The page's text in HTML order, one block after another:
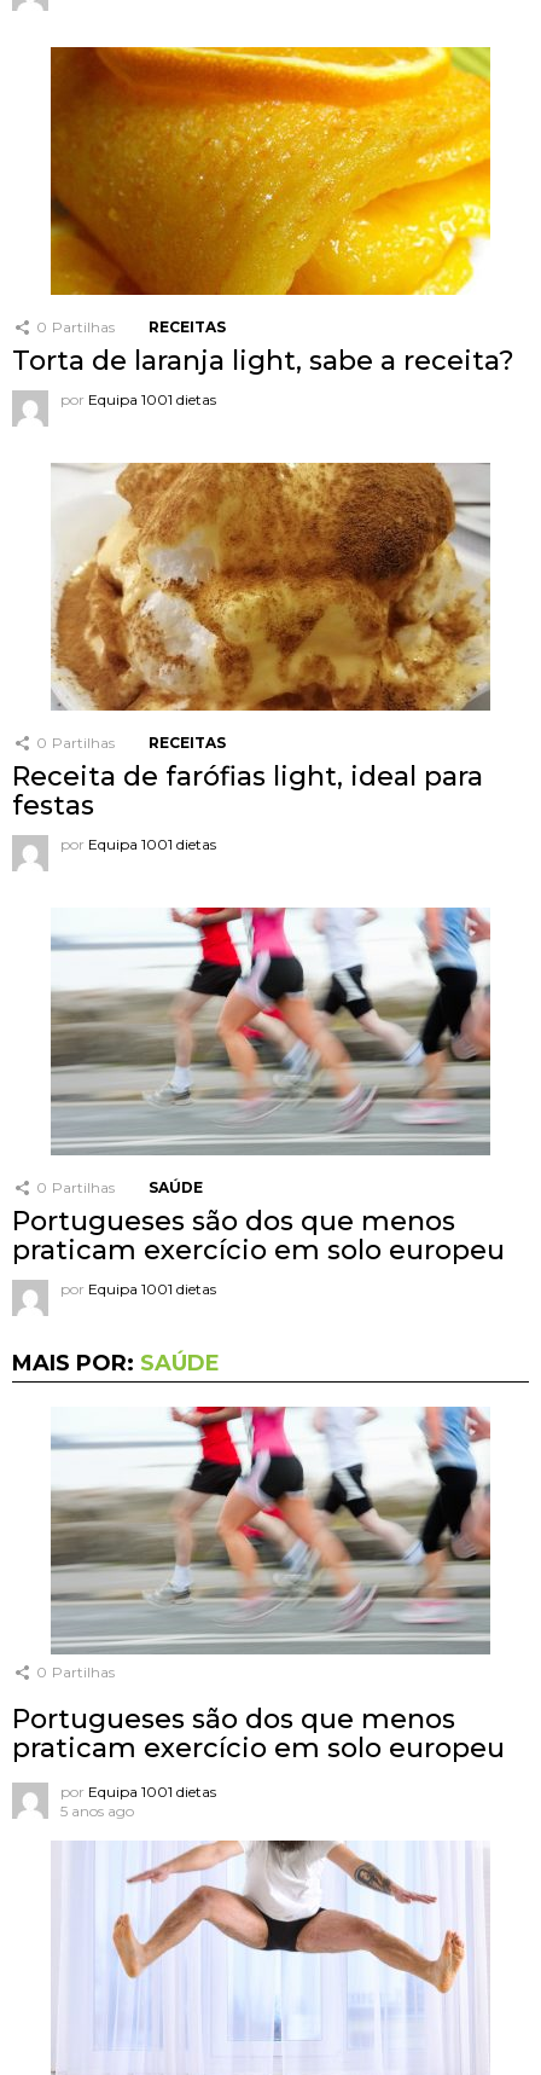
0 Partilhas RECEITAS
Torta de laranja light, sabe a receita?
por Equipa 1001 dietas
0 Partilhas RECEITAS
Receita de farófias light, ideal para
festas
por Equipa 1001 dietas
0 Partilhas SAÚDE
Portugueses são dos que menos
praticam exercício em solo europeu
por Equipa 1001 dietas
MAIS POR: SAÚDE
0 Partilhas
Portugueses são dos que menos
praticam exercício em solo europeu
por Equipa 1001 dietas
5 anos ago